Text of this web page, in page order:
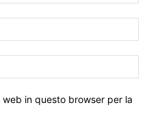
web in questo browser per la